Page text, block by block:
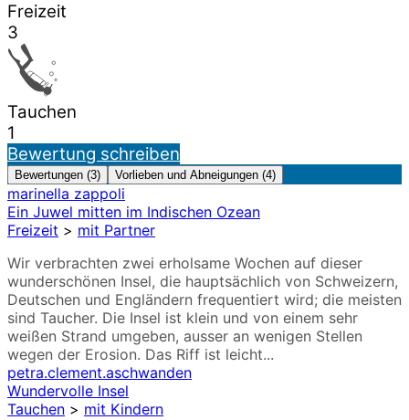
Freizeit
3
Tauchen
1
Bewertung schreiben
Bewertungen (3) Vorlieben und Abneigungen (4)
marinella zappoli
Ein Juwel mitten im Indischen Ozean
Freizeit > mit Partner
Wir verbrachten zwei erholsame Wochen auf dieser
wunderschönen Insel, die hauptsächlich von Schweizern,
Deutschen und Engländern frequentiert wird; die meisten
sind Taucher. Die Insel ist klein und von einem sehr
weißen Strand umgeben, ausser an wenigen Stellen
wegen der Erosion. Das Riff ist leicht...
petra.clement.aschwanden
Wundervolle Insel
Tauchen > mit Kindern